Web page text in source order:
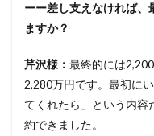
ーー差し支えなければ、
ますか？
芹沢様： 最終的には
2,280万円です。最初に
てくれたら」という内容
約できました。